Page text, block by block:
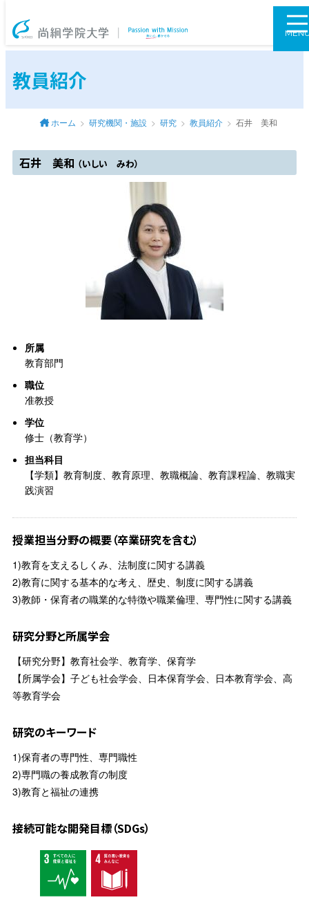
尚絅学院大学
教員紹介
ホーム 研究機関・施設 研究 教員紹介 石井 美和
石井 美和 （いしい みわ）
所属
教育部門
職位
准教授
学位
修士（教育学）
担当科目
【学類】教育制度、教育原理、教職概論、教育課程論、教職実
践演習
授業担当分野の概要（卒業研究を含む）
1)教育を支えるしくみ、法制度に関する講義
2)教育に関する基本的な考え、歴史、制度に関する講義
3)教師・保育者の職業的な特徴や職業倫理、専門性に関する講義
研究分野と所属学会
【研究分野】教育社会学、教育学、保育学
【所属学会】子ども社会学会、日本保育学会、日本教育学会、高
等教育学会
研究のキーワード
1)保育者の専門性、専門職性
2)専門職の養成教育の制度
3)教育と福祉の連携
接続可能な開発目標（SDGs）